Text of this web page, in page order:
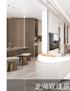
龙湖双珑